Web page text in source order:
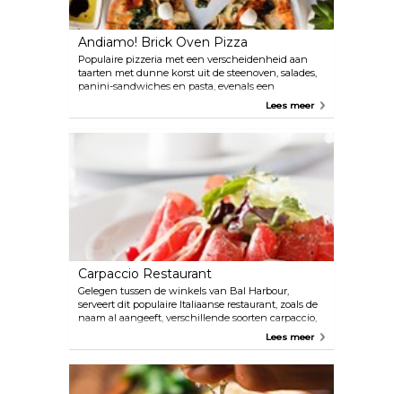
Andiamo! Brick Oven Pizza
Populaire pizzeria met een verscheidenheid aan
taarten met dunne korst uit de steenoven, salades,
panini-sandwiches en pasta, evenals een
uitgebreide bier- en wijnkaart. Dit alles in eenLees meer
Carpaccio Restaurant
Gelegen tussen de winkels van Bal Harbour,
serveert dit populaire Italiaanse restaurant, zoals de
naam al aangeeft, verschillende soorten carpaccio,
gemaakt van kalfsvlees, hertenvlees, zalm of tonijn.
alle verwachtingen van authentiek Italiaans eten
voldaan en wordt elke smaakpapil goed bediend.
Lees meer